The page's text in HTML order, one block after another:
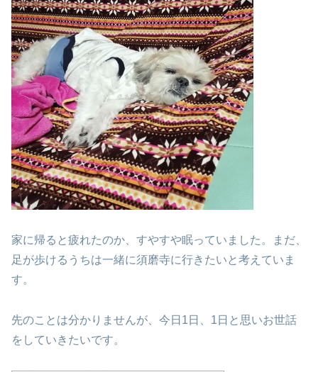
家に帰ると疲れたのか、すやすや眠っていました。
まだ、
足が歩けるうちは一緒に須磨寺に行きたいと考えていま
す。
先のことは分かりませんが、今日1日、1日と思いお世話
をしていきたいです。